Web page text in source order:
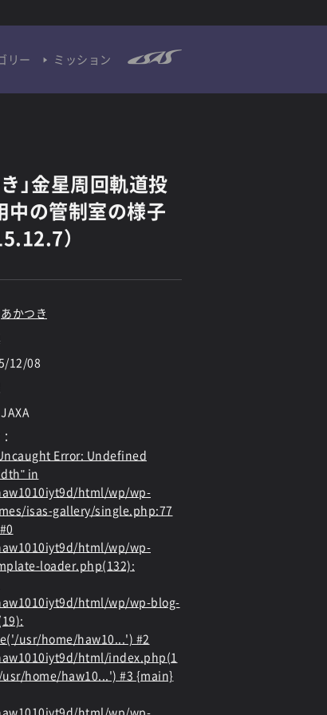
リー ミッション
」金星周回軌道投
の管制室の様子
）
あかつき
12/08
Error: Undefined
in
html/wp/wp-
isas-gallery/single.php:77
html/wp/wp-
loader.php(132):
html/wp/wp-blog-
usr/home/haw10...') #2
html/index.php(1
home/haw10...') #3 {main}
html/wp/wp-